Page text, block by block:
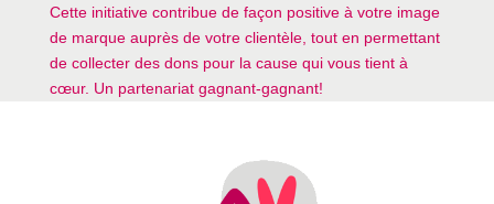
Cette initiative contribue de façon positive à votre image
de marque auprès de votre clientèle, tout en permettant
de collecter des dons pour la cause qui vous tient à
cœur. Un partenariat gagnant-gagnant!